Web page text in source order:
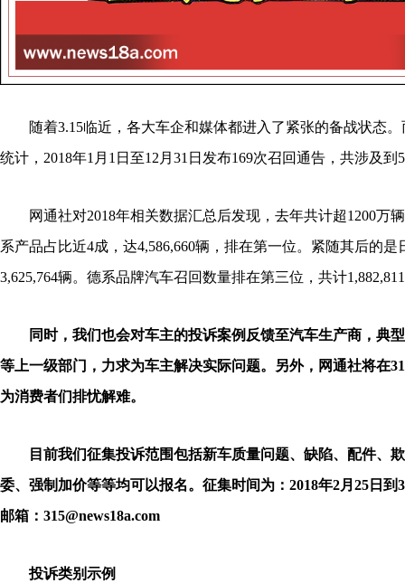
随着3.15临近，各大车企和媒体都进入了紧张的备战状态
统计，2018年1月1日至12月31日发布169次召回通告，共涉及到
网通社对2018年相关数据汇总后发现，去年共计超1200万
系产品占比近4成，达4,586,660辆，排在第一位。紧随其后的是
3,625,764辆。德系品牌汽车召回数量排在第三位，共计
同时，我们也会对车主的投诉案例反馈至汽车生产商，典
等上一级部门，力求为车主解决实际问题。另外，网通社将在
为消费者们排忧解难。
目前我们征集投诉范围包括新车质量问题、缺陷、配件、
委、强制加价等等均可以报名。征集时间为：2018年2月25日到
邮箱：315@news18a.com
投诉类别示例